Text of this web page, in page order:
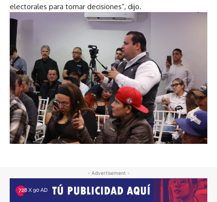
electorales para tomar decisiones”, dijo.
- Advertisement -